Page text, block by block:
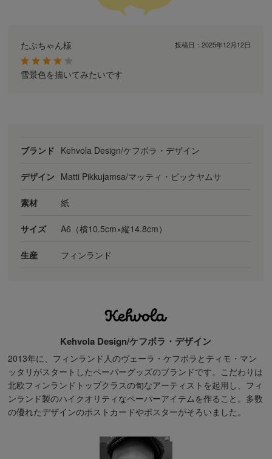
たぶちゃん様 投稿日：2025年12月12日
雪景色を描いてみたいです
ブランド Kehvola Design/ケフボラ・デザイン
デザイン Matti Pikkujamsa/マッティ・ピックヤムサ
素材 紙
サイズ A6（横10.5cm×縦14.8cm）
生産 フィンランド
Kehvola Design/ケフボラ・デザイン
2013年に、フィンランド人のヴェーラ・ケフボラとティモ・マン
ッタリがスタートしたペーパーグッズのブランドです。こだわりは
北欧フィンランドトップクラスの旬なアーティストを起用し、フィ
ンランド製のハイクオリティなペーパーアイテムを作ること。多数
の優れたデザインのポストカードやポスターがそろいました。